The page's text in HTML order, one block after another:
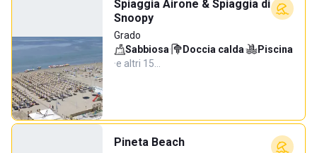
Spiaggia Airone & Spiaggia di
Snoopy
Grado
Sabbiosa· Doccia calda·
Piscina
·e altri 15…
Pineta Beach